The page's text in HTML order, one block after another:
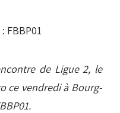
de Ligue 2, le
ce vendredi à Bourg-